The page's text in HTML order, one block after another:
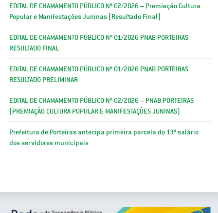
EDITAL DE CHAMAMENTO PÚBLICO Nº 02/2026 – Premiação Cultura
Popular e Manifestações Juninas [Resultado Final]
EDITAL DE CHAMAMENTO PÚBLICO Nº 01/2026 PNAB PORTEIRAS
RESULTADO FINAL
EDITAL DE CHAMAMENTO PÚBLICO Nº 01/2026 PNAB PORTEIRAS
RESULTADO PRELIMINAR
EDITAL DE CHAMAMENTO PÚBLICO Nº 02/2026 – PNAB PORTEIRAS
(PREMIAÇÃO CULTURA POPULAR E MANIFESTAÇÕES JUNINAS)
Prefeitura de Porteiras antecipa primeira parcela do 13º salário
dos servidores municipais